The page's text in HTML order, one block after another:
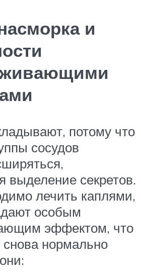
и
потому что
сосудов
выделение секретов.
лечить каплями,
особым
эффектом, что
снова нормально